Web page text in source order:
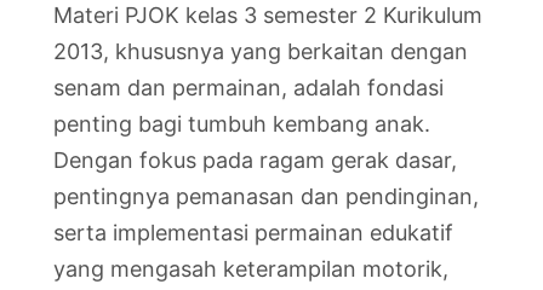
Materi PJOK kelas 3 semester 2 Kurikulum
2013, khususnya yang berkaitan dengan
senam dan permainan, adalah fondasi
penting bagi tumbuh kembang anak.
Dengan fokus pada ragam gerak dasar,
pentingnya pemanasan dan pendinginan,
serta implementasi permainan edukatif
yang mengasah keterampilan motorik,